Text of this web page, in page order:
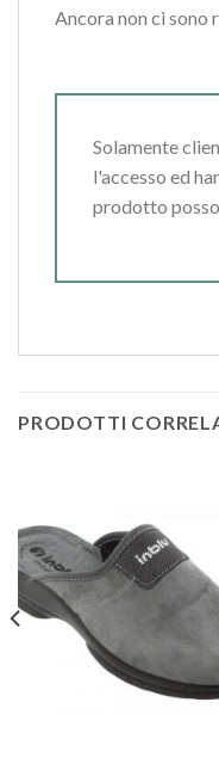
Ancora non ci sono
Solamente
l'accesso ed
prodotto
PRODOTTI